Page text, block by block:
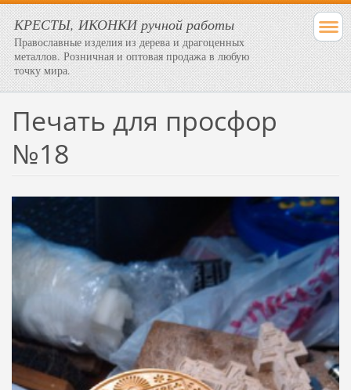
КРЕСТЫ, ИКОНКИ ручной работы
Православные изделия из дерева и драгоценных
металлов. Розничная и оптовая продажа в любую
точку мира.
Печать для просфор
№18